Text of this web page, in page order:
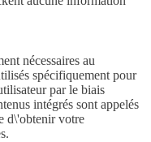
nécessaires au
spécifiquement pour
par le biais
intégrés sont appelés
d\'obtenir votre